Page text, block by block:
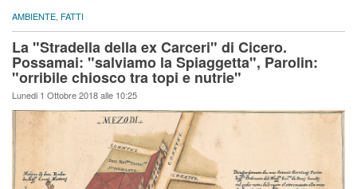
AMBIENTE, FATTI
La "Stradella della ex Carceri" di Cicero.
Possamai: "salviamo la Spiaggetta", Parolin:
"orribile chiosco tra topi e nutrie"
Lunedi 1 Ottobre 2018 alle 10:25